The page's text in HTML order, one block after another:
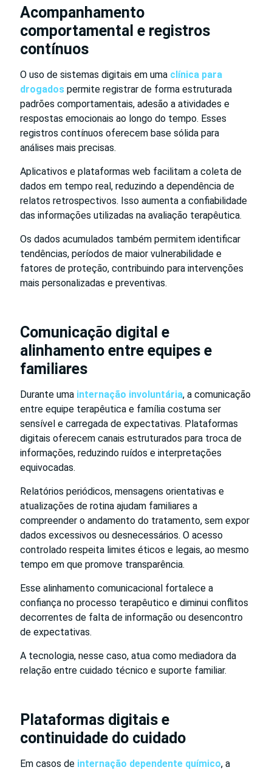
Acompanhamento
comportamental e registros
contínuos
O uso de sistemas digitais em uma clínica para
drogados permite registrar de forma estruturada
padrões comportamentais, adesão a atividades e
respostas emocionais ao longo do tempo. Esses
registros contínuos oferecem base sólida para
análises mais precisas.
Aplicativos e plataformas web facilitam a coleta de
dados em tempo real, reduzindo a dependência de
relatos retrospectivos. Isso aumenta a confiabilidade
das informações utilizadas na avaliação terapêutica.
Os dados acumulados também permitem identificar
tendências, períodos de maior vulnerabilidade e
fatores de proteção, contribuindo para intervenções
mais personalizadas e preventivas.
Comunicação digital e
alinhamento entre equipes e
familiares
Durante uma internação involuntária, a comunicação
entre equipe terapêutica e família costuma ser
sensível e carregada de expectativas. Plataformas
digitais oferecem canais estruturados para troca de
informações, reduzindo ruídos e interpretações
equivocadas.
Relatórios periódicos, mensagens orientativas e
atualizações de rotina ajudam familiares a
compreender o andamento do tratamento, sem expor
dados excessivos ou desnecessários. O acesso
controlado respeita limites éticos e legais, ao mesmo
tempo em que promove transparência.
Esse alinhamento comunicacional fortalece a
confiança no processo terapêutico e diminui conflitos
decorrentes de falta de informação ou desencontro
de expectativas.
A tecnologia, nesse caso, atua como mediadora da
relação entre cuidado técnico e suporte familiar.
Plataformas digitais e
continuidade do cuidado
Em casos de internação dependente químico, a